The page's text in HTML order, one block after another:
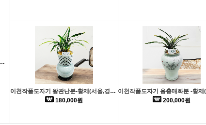
이천작품도자기 달항아리-금기(서울,경기일부 배송가능)
이천작품도자기 왕관난분-황제(서울,경기일부 배송가능)
180,000원
200,000원